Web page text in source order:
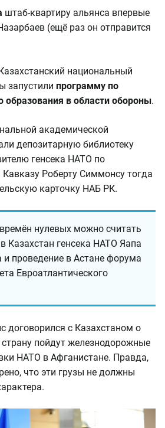
штаб-квартиру альянса впервые
(ещё раз он отправится
национальный
запустили программу по
образования в области обороны.
академической
депозитарную библиотеку
генсека НАТО по
Роберту Симмонсу тогда
карточку НАБ РК.
нулевых можно считать
Казахстан генсека НАТО Яапа
проведение в Астане форума
Евроатлантического
договорился с Казахстаном о
пойдут железнодорожные
НАТО в Афганистане. Правда,
что эти грузы не должны